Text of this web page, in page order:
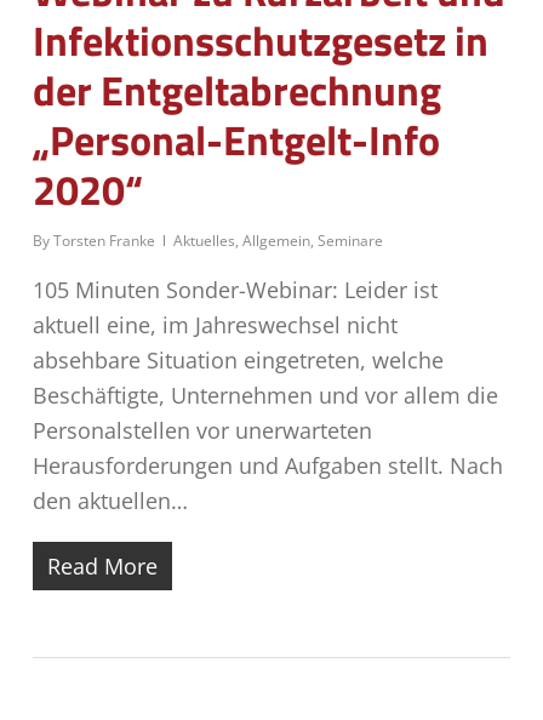
Infektionsschutzgesetz in
der Entgeltabrechnung
„Personal-Entgelt-Info
2020“
ByTorsten Franke Aktuelles, Allgemein, Seminare
105 Minuten Sonder-Webinar: Leider ist
aktuell eine, im Jahreswechsel nicht
absehbare Situation eingetreten, welche
Beschäftigte, Unternehmen und vor allem die
Personalstellen vor unerwarteten
Herausforderungen und Aufgaben stellt. Nach
den aktuellen…
Read More